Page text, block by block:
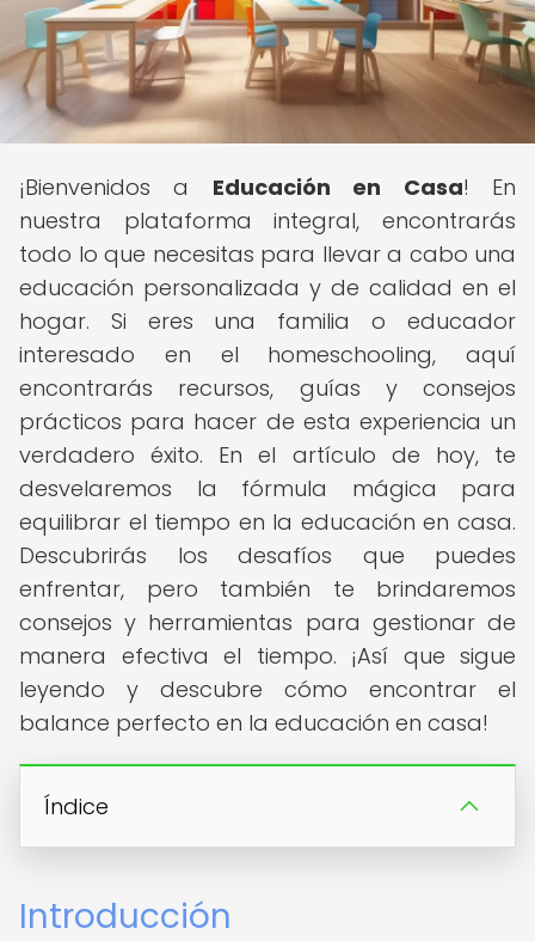
¡Bienvenidos a Educación en Casa! En
nuestra plataforma integral, encontrarás
todo lo que necesitas para llevar a cabo una
educación personalizada y de calidad en el
hogar. Si eres una familia o educador
interesado en el homeschooling, aquí
encontrarás recursos, guías y consejos
prácticos para hacer de esta experiencia un
verdadero éxito. En el artículo de hoy, te
desvelaremos la fórmula mágica para
equilibrar el tiempo en la educación en casa.
Descubrirás los desafíos que puedes
enfrentar, pero también te brindaremos
consejos y herramientas para gestionar de
manera efectiva el tiempo. ¡Así que sigue
leyendo y descubre cómo encontrar el
balance perfecto en la educación en casa!
Índice
Introducción